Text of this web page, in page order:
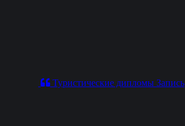
Туристические дипломы Запись